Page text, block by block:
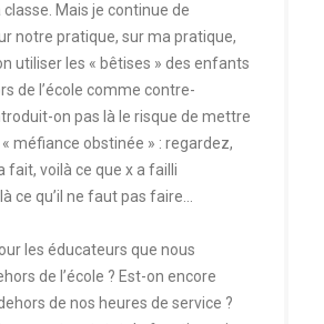
Mais je continue de
notre pratique, sur ma pratique,
utiliser les « bêtises » des enfants
de l’école comme contre-
on pas là le risque de mettre
méfiance obstinée » : regardez,
fait, voilà ce que x a failli
ce qu’il ne faut pas faire…
les éducateurs que nous
de l’école ? Est-on encore
de nos heures de service ?